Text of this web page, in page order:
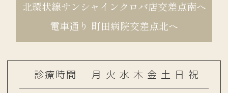
北環状線サンシャインクロバ店交差点南へ
電車通り 町田病院交差点北へ
診療時間 月 火 水 木 金 土 日 祝